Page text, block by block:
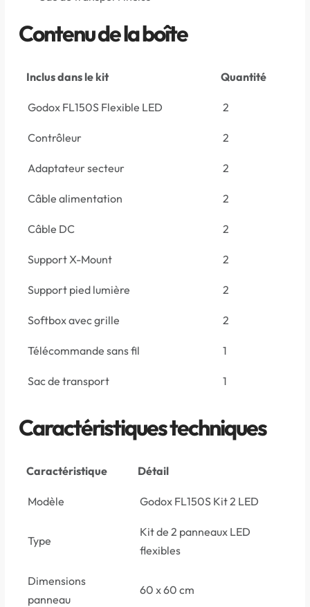
Contenu de la boîte
Inclus dans le kit Quantité
Godox FL150S Flexible LED 2
Contrôleur 2
Adaptateur secteur 2
Câble alimentation 2
Câble DC 2
Support X-Mount 2
Support pied lumière 2
Softbox avec grille 2
Télécommande sans fil 1
Sac de transport 1
Caractéristiques techniques
Caractéristique Détail
Modèle Godox FL150S Kit 2 LED
Type
Kit de 2 panneaux LED
flexibles
Dimensions
panneau
60 x 60 cm